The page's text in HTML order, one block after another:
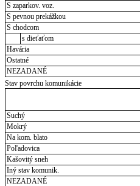
S zaparkov. voz.
S pevnou prekážkou
S chodcom
s dieťaťom
Havária
Ostatné
NEZADANÉ
Stav povrchu komunikácie
Suchý
Mokrý
Na kom. blato
Poľadovica
Kašovitý sneh
Iný stav komunik.
NEZADANÉ